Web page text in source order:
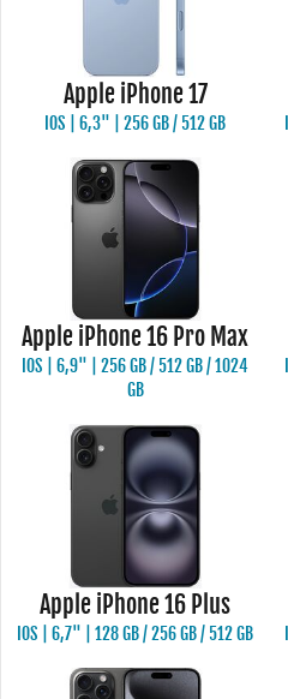
Apple iPhone 17
IOS | 6,3" | 256 GB / 512 GB
Apple iPhone 16 Pro Max
IOS | 6,9" | 256 GB / 512 GB / 1024
GB
Apple iPhone 16 Plus
IOS | 6,7" | 128 GB / 256 GB / 512 GB